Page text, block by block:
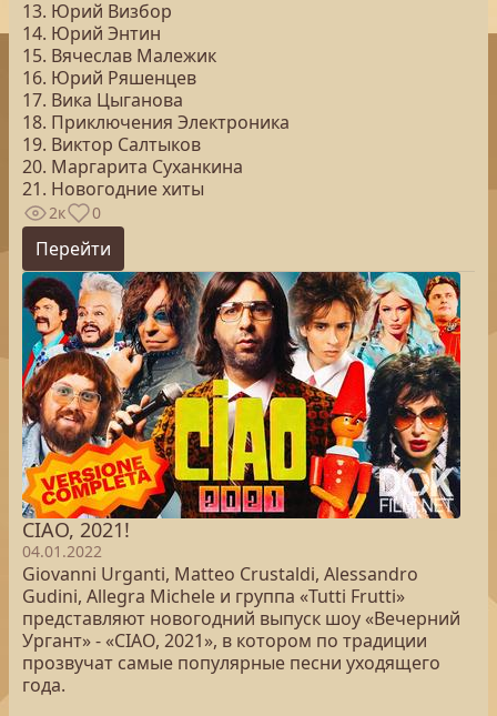
13. Юрий Визбор
14. Юрий Энтин
15. Вячеслав Малежик
16. Юрий Ряшенцев
17. Вика Цыганова
18. Приключения Электроника
19. Виктор Салтыков
20. Маргарита Суханкина
21. Новогодние хиты
2к 0
Перейти
CIAO, 2021!
04.01.2022
Giovanni Urganti, Matteo Crustaldi, Alessandro
Gudini, Allegra Michele и группа «Tutti Frutti»
представляют новогодний выпуск шоу «Вечерний
Ургант» - «CIAO, 2021», в котором по традиции
прозвучат самые популярные песни уходящего
года.